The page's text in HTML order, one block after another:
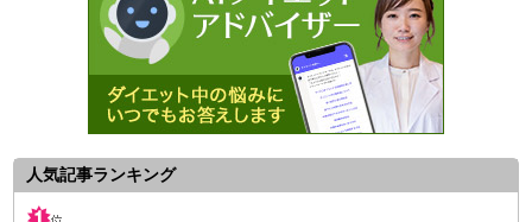
人気記事ランキング